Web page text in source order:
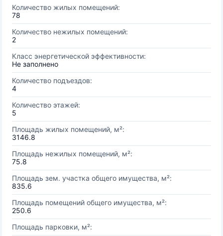
Количество жилых помещений:
78
Количество нежилых помещений:
2
Класс энергетической эффективности:
Не заполнено
Количество подъездов:
4
Количество этажей:
5
Площадь жилых помещений, м²:
3146.8
Площадь нежилых помещений, м²:
75.8
Площадь зем. участка общего имущества, м²:
835.6
Площадь помещений общего имущества, м²:
250.6
Площадь парковки, м²: